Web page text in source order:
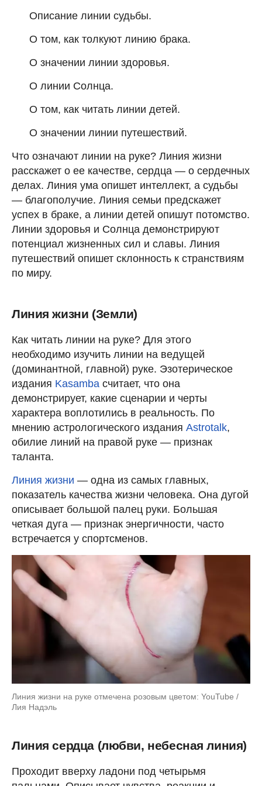
Описание линии судьбы.
О том, как толкуют линию брака.
О значении линии здоровья.
О линии Солнца.
О том, как читать линии детей.
О значении линии путешествий.
Что означают линии на руке? Линия жизни
расскажет о ее качестве, сердца — о сердечных
делах. Линия ума опишет интеллект, а судьбы
— благополучие. Линия семьи предскажет
успех в браке, а линии детей опишут потомство.
Линии здоровья и Солнца демонстрируют
потенциал жизненных сил и славы. Линия
путешествий опишет склонность к странствиям
по миру.
Линия жизни (Земли)
Как читать линии на руке? Для этого
необходимо изучить линии на ведущей
(доминантной, главной) руке. Эзотерическое
издания Kasamba считает, что она
демонстрирует, какие сценарии и черты
характера воплотились в реальность. По
мнению астрологического издания Astrotalk,
обилие линий на правой руке — признак
таланта.
Линия жизни — одна из самых главных,
показатель качества жизни человека. Она дугой
описывает большой палец руки. Большая
четкая дуга — признак энергичности, часто
встречается у спортсменов.
Линия жизни на руке отмечена розовым цветом: YouTube /
Лия Надэль
Линия сердца (любви, небесная линия)
Проходит вверху ладони под четырьмя